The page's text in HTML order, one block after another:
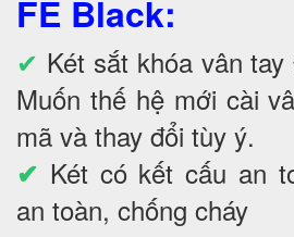
FE Black:
✔ Két sắt khóa vân
Muốn thế hệ mới cài
mã và thay đổi tùy ý.
✔ Két có kết cấu an
an toàn, chống cháy